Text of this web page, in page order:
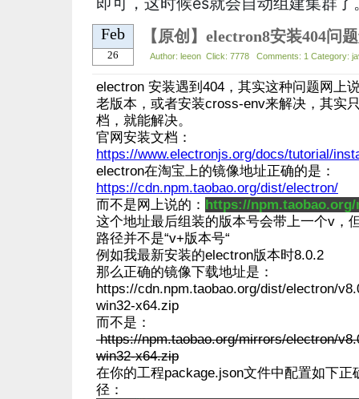
Feb
26
【原创】electron8安装404问
Author: leeon Click: 7778 Comments: 1 Category:
electron 安装遇到404，其实这种问题网上
老版本，或者安装cross-env来解决，其实
档，就能解决。
官网安装文档：
https://www.electronjs.org/docs/tutorial/
electron在淘宝上的镜像地址正确的是：
https://cdn.npm.taobao.org/dist/electron/
而不是网上说的： https://
这个地址最后组装的版本号会带上一个v，
路径并不是“v+版本号“
例如我最新安装的electron版本时8.0.2
那么正确的镜像下载地址是：
https://cdn.npm.taobao.org/dist/electron/
win32-x64.zip
而不是：
https://npm.taobao.org/mirrors/electron/
win32-x64.zip
在你的工程package.json文件中配置如下正
径：